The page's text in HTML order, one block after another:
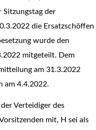
Sitzungstag der
die Ersatzschöffen
wurde den
mitgeteilt. Dem
am 31.3.2022
am 4.4.2022.
Verteidiger des
mit, H sei als